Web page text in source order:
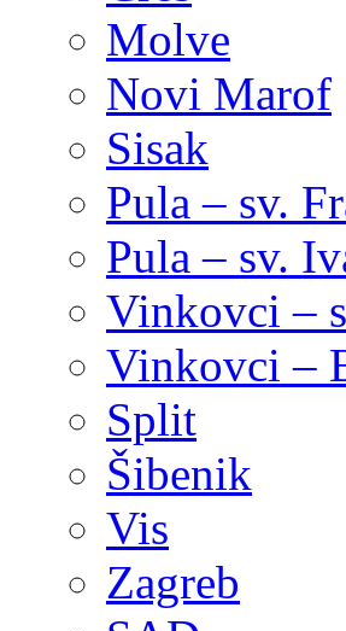
Molve
Novi Marof
Sisak
Pula – sv.
Pula – sv.
Vinkovci –
Vinkovci –
Split
Šibenik
Vis
Zagreb